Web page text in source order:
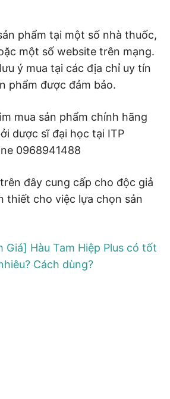
phẩm tại một số nhà thuốc,
một số website trên mạng.
ý mua tại các địa chỉ uy tín
phẩm được đảm bảo.
mua sản phẩm chính hãng
dược sĩ đại học tại ITP
0968941488
đây cung cấp cho độc giả
thiết cho việc lựa chọn sản
Giá] Hàu Tam Hiệp Plus có tốt
Cách dùng?